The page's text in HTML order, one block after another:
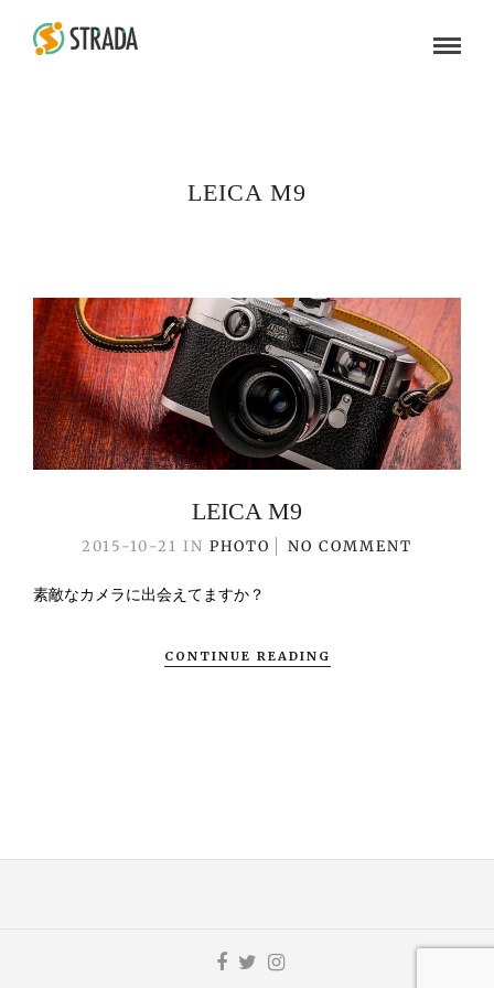
LEICA M9
LEICA M9
2015-10-21 IN PHOTO NO COMMENT
素敵なカメラに出会えてますか？
CONTINUE READING